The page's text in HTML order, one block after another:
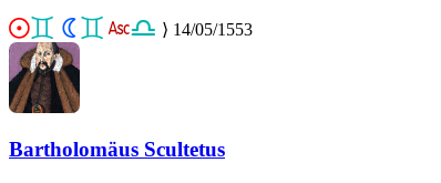
⟩ 14/05/1553
Bartholomäus Scultetus